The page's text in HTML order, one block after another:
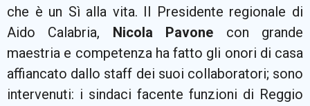
che è un Sì alla vita. Il Presidente regionale di
Aido Calabria, Nicola Pavone con grande
maestria e competenza ha fatto gli onori di casa
affiancato dallo staff dei suoi collaboratori; sono
intervenuti: i sindaci facente funzioni di Reggio